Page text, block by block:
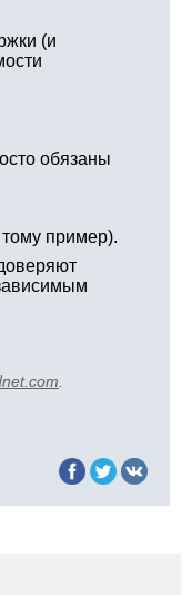
(и
обязаны
пример).